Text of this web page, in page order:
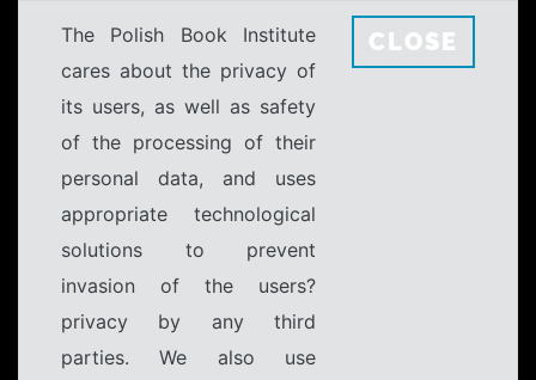
The Polish Book Institute
cares about the privacy of
its users, as well as safety
of the processing of their
personal data, and uses
appropriate technological
solutions to prevent
invasion of the users?
privacy by any third
parties. We also use
CLOSE